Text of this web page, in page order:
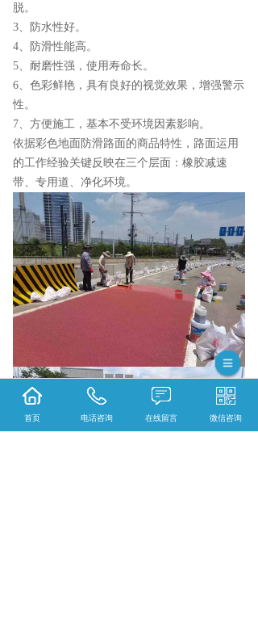
脱。
3、防水性好。
4、防滑性能高。
5、耐磨性强，使用寿命长。
6、色彩鲜艳，具有良好的视觉效果，增强警示
性。
7、方便施工，基本不受环境因素影响。
依据彩色地面防滑路面的商品特性，路面运用
的工作经验关键反映在三个层面：橡胶减速
带、专用道、净化环境。
首页 电话咨询 在线留言 微信咨询